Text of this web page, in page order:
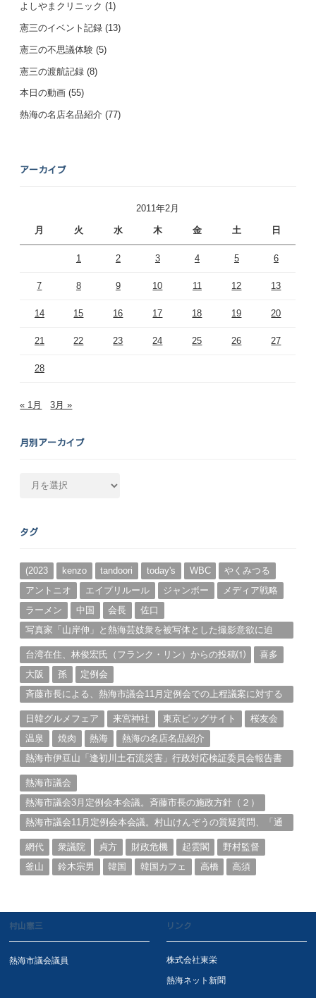
よしやまクリニック (1)
憲三のイベント記録 (13)
憲三の不思議体験 (5)
憲三の渡航記録 (8)
本日の動画 (55)
熱海の名店名品紹介 (77)
アーカイブ
2011年2月
月 火 水 木 金 土 日
1 2 3 4 5 6
7 8 9 10 11 12 13
14 15 16 17 18 19 20
21 22 23 24 25 26 27
28
« 1月 3月 »
月別アーカイブ
カ
ブ
タグ
(2023 kenzo tandoori today's WBC
やくみつる
アントニオ
エイプリルール ジャンボー
メディア戦略
ラーメン
中国 会長
佐口
写真家「山岸伸」と熱海芸妓衆を被写体とした撮影意欲に迫
台湾在住、林俊宏氏（フランク・リン）からの投稿⑴
喜多
大阪
孫
定例会
斉藤市長による、熱海市議会11月定例会での上程議案に対する
日韓グルメフェア
来宮神社 東京ビッグサイト
桜友会
温泉
焼肉 熱海
熱海の名店名品紹介
熱海市伊豆山「逢初川土石流災害」行政対応検証委員会報告書
熱海市議会
熱海市議会3月定例会本会議。斉藤市長の施政方針（２）
熱海市議会11月定例会本会議。村山けんぞうの質疑質問、「通
網代
衆議院 貞方 財政危機 起雲閣
野村監督
釜山
鈴木宗男 韓国 韓国カフェ 高橋 高須
村山憲三
熱海市議会議員
リンク
株式会社東栄
熱海ネット新聞